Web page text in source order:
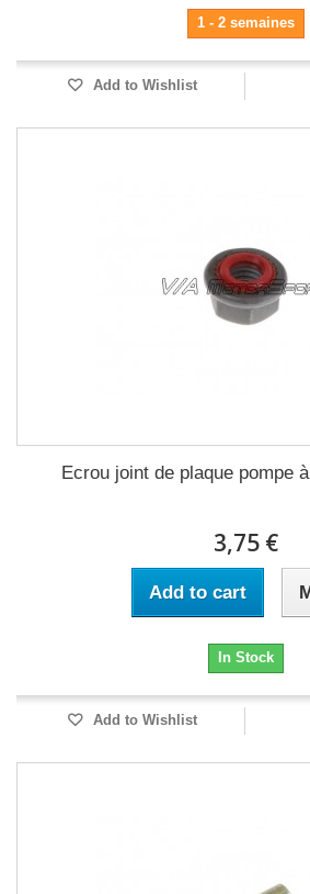
1 - 2 semaines
Add to Wishlist
Ecrou joint de plaque pompe
3,75 €
Add to cart
In Stock
Add to Wishlist